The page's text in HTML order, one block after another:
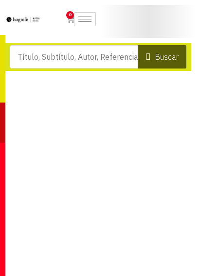
0
Buscar